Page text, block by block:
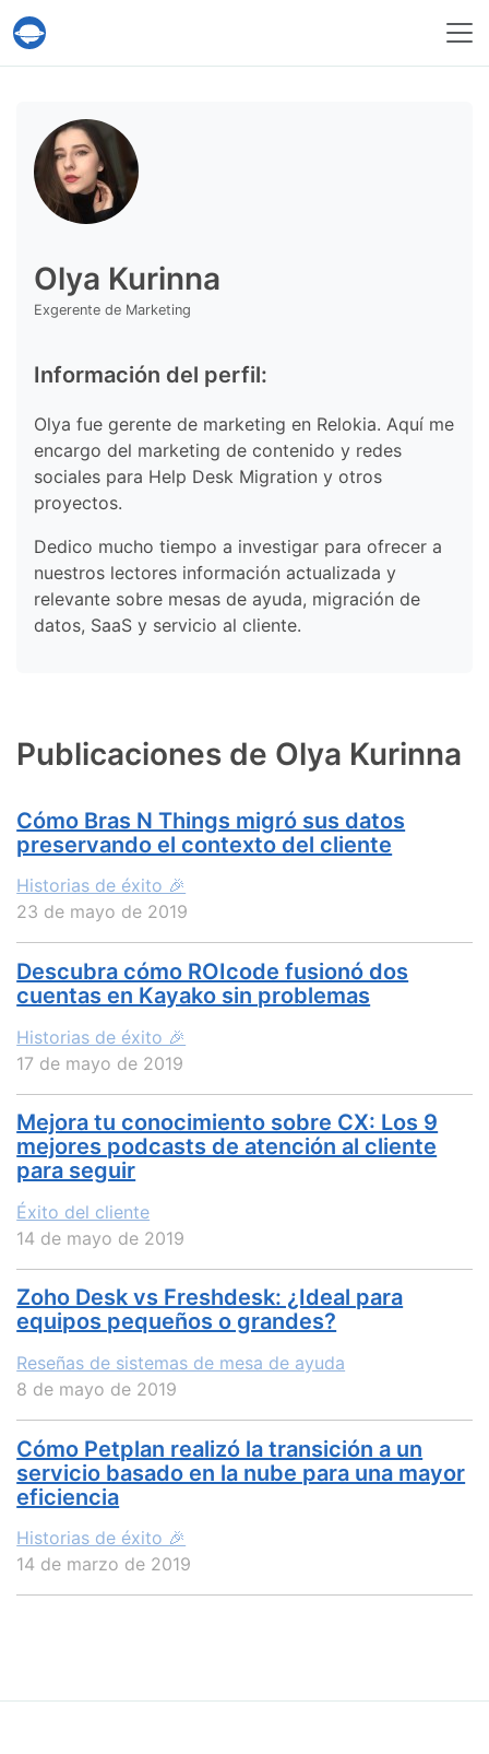
Servicio Help Desk Migration
Publicaciones de Olya Kurinna
Cómo Bras N Things migró sus datos
preservando el contexto del cliente
Historias de éxito 🎉
23 de mayo de 2019
Descubra cómo ROIcode fusionó dos
cuentas en Kayako sin problemas
Historias de éxito 🎉
17 de mayo de 2019
Mejora tu conocimiento sobre CX: Los 9
mejores podcasts de atención al cliente
para seguir
Éxito del cliente
14 de mayo de 2019
Zoho Desk vs Freshdesk: ¿Ideal para
equipos pequeños o grandes?
Reseñas de sistemas de mesa de ayuda
8 de mayo de 2019
Cómo Petplan realizó la transición a un
servicio basado en la nube para una mayor
eficiencia
Historias de éxito 🎉
14 de marzo de 2019
Olya Kurinna
Exgerente de Marketing
Información del perfil:
Olya fue gerente de marketing en Relokia. Aquí me
encargo del marketing de contenido y redes
sociales para Help Desk Migration y otros
proyectos.
Dedico mucho tiempo a investigar para ofrecer a
nuestros lectores información actualizada y
relevante sobre mesas de ayuda, migración de
datos, SaaS y servicio al cliente.